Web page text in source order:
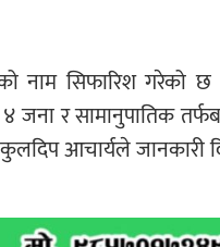
नाम सिफारिश गरेको
जना र सामानुपातिक
कुलदिप आचार्यले जानकारी